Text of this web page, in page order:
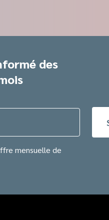
des
mensuelle de